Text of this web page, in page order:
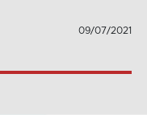
09/07/2021